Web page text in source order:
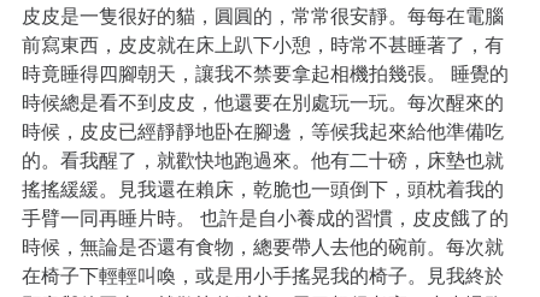
皮皮是一隻很好的貓，圓圓的，常常很安靜。每每在電腦
前寫東西，皮皮就在床上趴下小憩，時常不甚睡著了，有
時竟睡得四腳朝天，讓我不禁要拿起相機拍幾張。 睡覺的
時候總是看不到皮皮，他還要在別處玩一玩。每次醒來的
時候，皮皮已經靜靜地卧在腳邊，等候我起來給他準備吃
的。看我醒了，就歡快地跑過來。他有二十磅，床墊也就
搖搖緩緩。見我還在賴床，乾脆也一頭倒下，頭枕着我的
手臂一同再睡片時。 也許是自小養成的習慣，皮皮餓了的
時候，無論是否還有食物，總要帶人去他的碗前。每次就
在椅子下輕輕叫喚，或是用小手搖晃我的椅子。見我終於